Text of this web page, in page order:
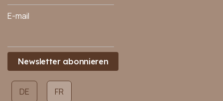
E-mail
Newsletter abonnieren
Sélectionnez votre langue
DE FR